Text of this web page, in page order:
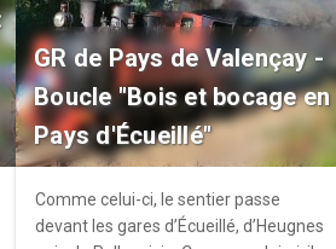
GR de Pays de Valençay -
Boucle "Bois et bocage en
Pays d'Écueillé"
Comme celui-ci, le sentier passe
devant les gares d’Écueillé, d’Heugnes